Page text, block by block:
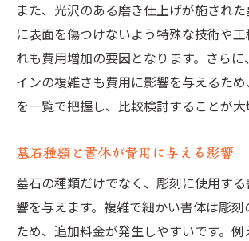
また、光沢のある磨き仕上げが施され
に表面を傷つけないよう特殊な技術や
れも費用増加の要因となります。さら
インの複雑さも費用に影響を与えるた
を一覧で把握し、比較検討することが大
墓石種類と書体が費用に与える影響
墓石の種類だけでなく、彫刻に使用す
響を与えます。複雑で細かい書体は彫刻
ため、追加料金が発生しやすいです。